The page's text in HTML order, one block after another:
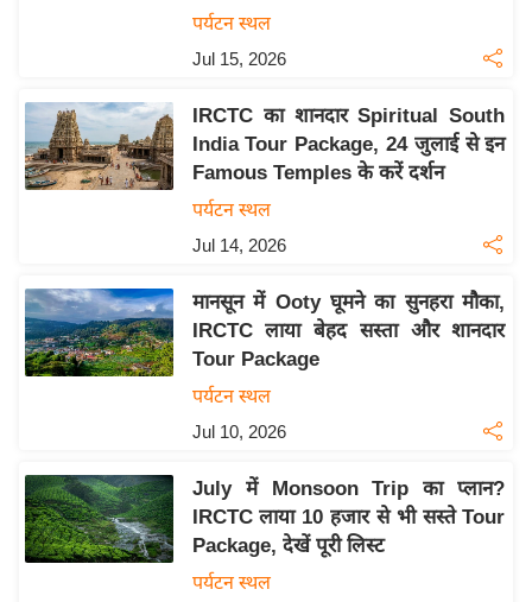
म
ई
-
मि
सा
ल
सा
ल
श
पर्यटन स्थल
Jul 15, 2026
IRCTC का शानदार Spiritual South
India Tour Package, 24 जुलाई से इन
Famous Temples के करें दर्शन
पर्यटन स्थल
Jul 14, 2026
मानसून में Ooty घूमने का सुनहरा मौका,
IRCTC लाया बेहद सस्ता और शानदार
Tour Package
पर्यटन स्थल
Jul 10, 2026
July में Monsoon Trip का प्लान?
IRCTC लाया 10 हजार से भी सस्ते Tour
Package, देखें पूरी लिस्ट
पर्यटन स्थल